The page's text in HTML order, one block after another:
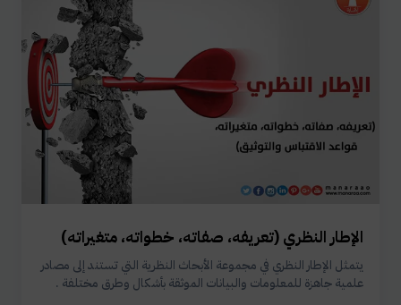
الإطار النظري (تعريفه، صفاته، خطواته، متغيراته)
يتمثل الإطار النظري في مجموعة الأبحاث النظرية التي تستند إلى مصادر
علمية جاهزة للمعلومات والبيانات الموثقة بأشكال وطرق مختلفة .